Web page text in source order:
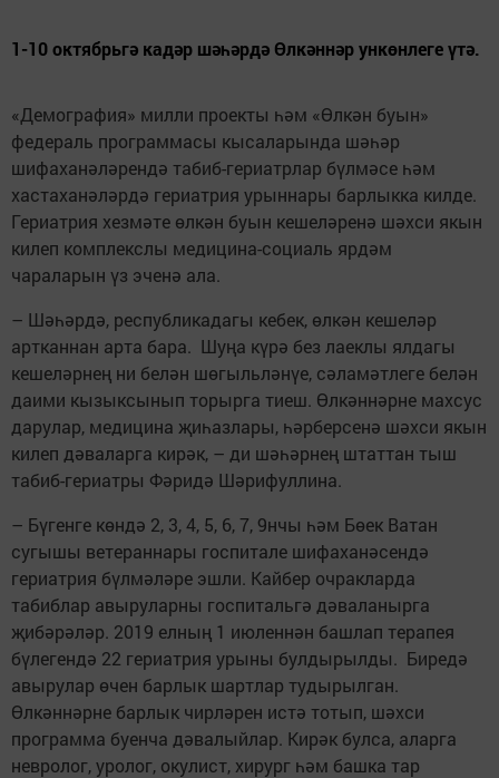
1-10 октябрьгә кадәр шәһәрдә Өлкәннәр ункөнлеге үтә.
«Демография» милли проекты һәм «Өлкән буын»
федераль программасы кысаларында шәһәр
шифаханәләрендә табиб-гериатрлар бүлмәсе һәм
хастаханәләрдә гериатрия урыннары барлыкка килде.
Гериатрия хезмәте өлкән буын кешеләренә шәхси якын
килеп комплекслы медицина-социаль ярдәм
чараларын үз эченә ала.
– Шәһәрдә, республикадагы кебек, өлкән кешеләр
артканнан арта бара. Шуңа күрә без лаеклы ялдагы
кешеләрнең ни белән шөгыльләнүе, сәламәтлеге белән
даими кызыксынып торырга тиеш. Өлкәннәрне махсус
дарулар, медицина җиһазлары, һәрберсенә шәхси якын
килеп дәваларга кирәк, – ди шәһәрнең штаттан тыш
табиб-гериатры Фәридә Шәрифуллина.
– Бүгенге көндә 2, 3, 4, 5, 6, 7, 9нчы һәм Бөек Ватан
сугышы ветераннары госпитале шифаханәсендә
гериатрия бүлмәләре эшли. Кайбер очракларда
табиблар авыруларны госпитальгә дәваланырга
җибәрәләр. 2019 елның 1 июленнән башлап терапея
бүлегендә 22 гериатрия урыны булдырылды. Биредә
авырулар өчен барлык шартлар тудырылган.
Өлкәннәрне барлык чирләрен истә тотып, шәхси
программа буенча дәвалыйлар. Кирәк булса, аларга
невролог, уролог, окулист, хирург һәм башка тар